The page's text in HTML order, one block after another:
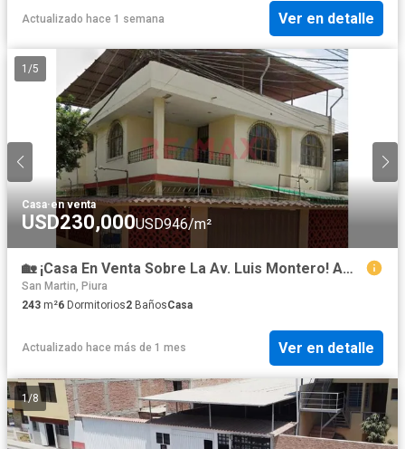
Actualizado hace 1 semana Ver en detalle
1 /5
Casa·en venta
USD230,000USD946/m²
🏡 ¡Casa En Venta Sobre La Av. Luis Montero! Amplios Espacios, Cochera Y Excelente Ubicación
San Martin, Piura
243 m²6 Dormitorios2 BañosCasa
Actualizado hace más de 1 mes Ver en detalle
1/8